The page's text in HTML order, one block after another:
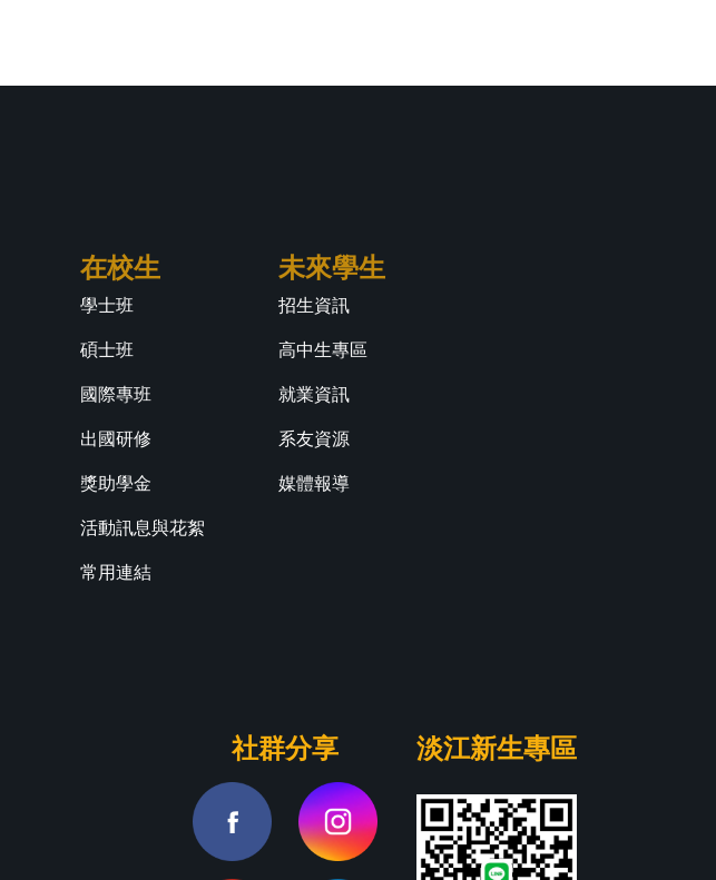
在校生
學士班
碩士班
國際專班
出國研修
獎助學金
活動訊息與花絮
常用連結
未來學生
招生資訊
高中生專區
就業資訊
系友資源
媒體報導
社群分享 淡江新生專區